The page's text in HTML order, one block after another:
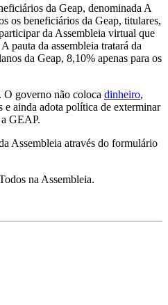
da Geap, denominada A
os beneficiários da Geap, titulares,
da Assembleia virtual que
pauta da assembleia tratará da
da Geap, 8,10% apenas para os
O governo não coloca dinheiro,
e ainda adota política de exterminar
GEAP.
Assembleia através do formulário
na Assembleia.